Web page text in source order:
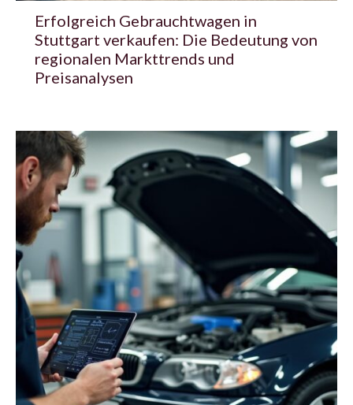
Erfolgreich Gebrauchtwagen in
Stuttgart verkaufen: Die Bedeutung von
regionalen Markttrends und
Preisanalysen